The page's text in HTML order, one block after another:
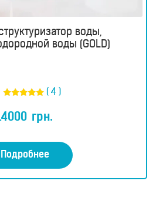
воды,
воды (GOLD)
5.00
из 5
( 4 )
грн.
Подробнее